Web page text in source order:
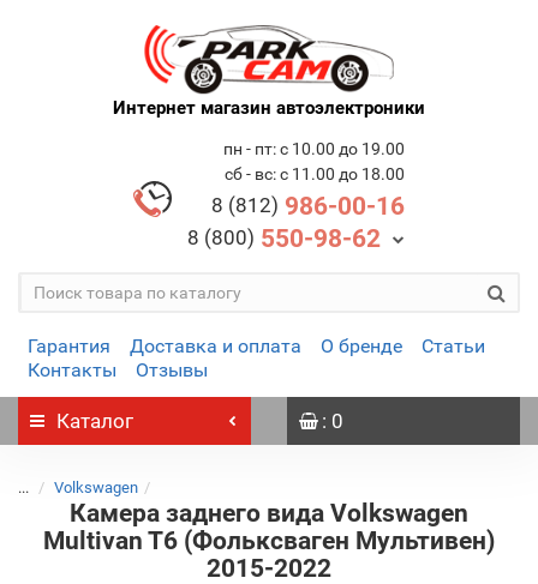
Интернет магазин автоэлектроники
пн - пт: с 10.00 до 19.00
сб - вс: с 11.00 до 18.00
8 (812) 986-00-16
8 (800) 550-98-62
Гарантия Доставка и оплата О бренде
Статьи
Контакты
Отзывы
Каталог : 0
... Volkswagen
Камера заднего вида Volkswagen
Multivan T6 (Фольксваген Мультивен)
2015-2022